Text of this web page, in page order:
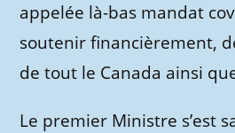
appelée là-bas mandat
soutenir financièrement,
de tout le Canada ainsi
Le premier Ministre s’est